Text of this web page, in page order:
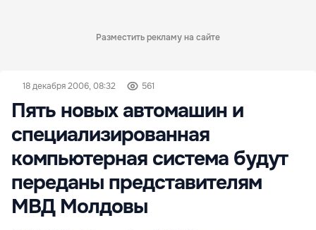
Разместить рекламу на сайте
18 декабря 2006, 08:32 561
Пять новых автомашин и
специализированная
компьютерная система будут
переданы представителям
МВД Молдовы